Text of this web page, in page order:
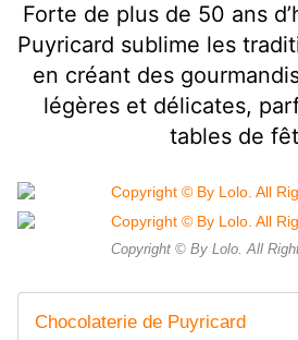
Forte de plus de 50 ans
Puyricard sublime les
en créant des
légères et délicates,
tables de
Copyright © By Lolo. All
Chocolaterie de Puyricard